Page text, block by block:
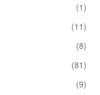
(1)
(11)
(8)
(81)
(9)